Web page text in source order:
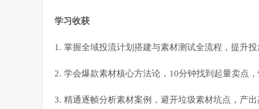
学习收获
1. 掌握全域投流计划搭建与素材测试全流程，提升投
2. 学会爆款素材核心方法论，10分钟找到起量卖点，
3. 精通逐帧分析素材案例，避开垃圾素材坑点，产出